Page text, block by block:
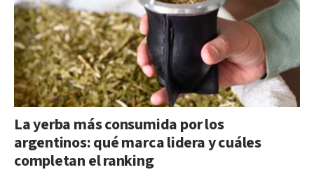
La yerba más consumida por los
argentinos: qué marca lidera y cuáles
completan el ranking